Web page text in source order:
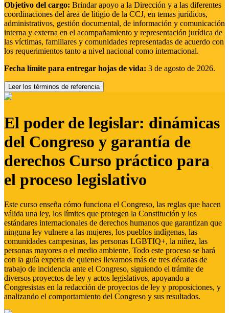
Objetivo del cargo: Brindar apoyo a la Dirección y a las diferentes
coordinaciones del área de litigio de la CCJ, en temas jurídicos,
administrativos, gestión documental, de información y comunicación
interna y externa en el acompañamiento y representación jurídica de
las víctimas, familiares y comunidades representadas de acuerdo con
los requerimientos tanto a nivel nacional como internacional.
Fecha límite para entregar hojas de vida: 3 de agosto de 2026.
Leer los términos de referencia
El poder de legislar: dinámicas
del Congreso y garantía de
derechos Curso práctico para
el proceso legislativo
Este curso enseña cómo funciona el Congreso, las reglas que hacen
válida una ley, los límites que protegen la Constitución y los
estándares internacionales de derechos humanos que garantizan que
ninguna ley vulnere a las mujeres, los pueblos indígenas, las
comunidades campesinas, las personas LGBTIQ+, la niñez, las
personas mayores o el medio ambiente. Todo este proceso se hará
con la guía experta de quienes llevamos más de tres décadas de
trabajo de incidencia ante el Congreso, siguiendo el trámite de
diversos proyectos de ley y actos legislativos, apoyando a
Congresistas en la redacción de proyectos de ley y proposiciones, y
analizando el comportamiento del Congreso y sus resultados.